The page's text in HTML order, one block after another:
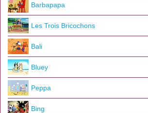
Barbapapa
Les Trois Bricochons
Bali
Bluey
Peppa
Bing